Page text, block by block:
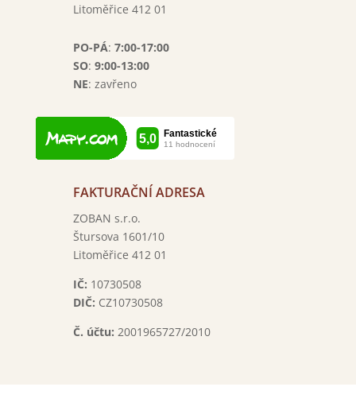
Litoměřice 412 01
PO-PÁ: 7:00-17:00
SO: 9:00-13:00
NE: zavřeno
FAKTURAČNÍ ADRESA
ZOBAN s.r.o.
Štursova 1601/10
Litoměřice 412 01
IČ: 10730508
DIČ: CZ10730508
Č. účtu: 2001965727/2010